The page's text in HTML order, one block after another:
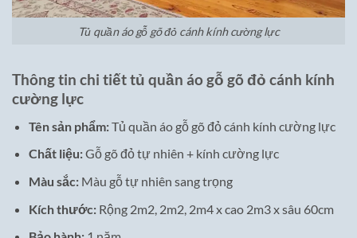
Tủ quần áo gỗ gõ đỏ cánh kính cường lực
Thông tin chi tiết tủ quần áo gỗ gõ đỏ cánh kính
cường lực
Tên sản phẩm:Tủ quần áo gỗ gõ đỏ cánh kính cường lực
Chất liệu:Gỗ gõ đỏ tự nhiên + kính cường lực
Màu sắc:Màu gỗ tự nhiên sang trọng
Kích thước:Rộng 2m2, 2m2, 2m4 x cao 2m3 x sâu 60cm